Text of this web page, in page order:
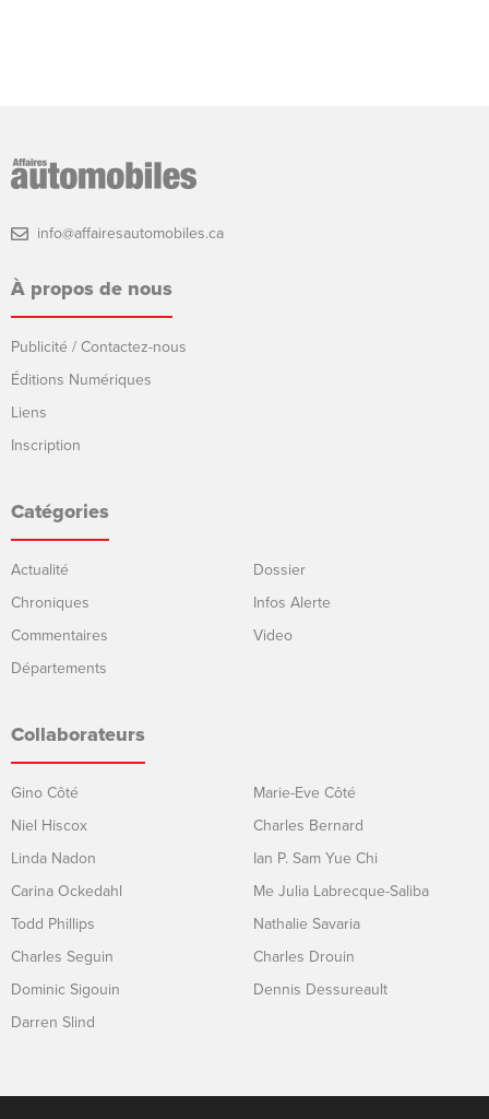
info@affairesautomobiles.ca
À propos de nous
Publicité / Contactez-nous
Éditions Numériques
Liens
Inscription
Catégories
Actualité
Chroniques
Commentaires
Départements
Dossier
Infos Alerte
Video
Collaborateurs
Gino Côté
Niel Hiscox
Linda Nadon
Carina Ockedahl
Todd Phillips
Charles Seguin
Dominic Sigouin
Darren Slind
Marie-Eve Côté
Charles Bernard
Ian P. Sam Yue Chi
Me Julia Labrecque-Saliba
Nathalie Savaria
Charles Drouin
Dennis Dessureault